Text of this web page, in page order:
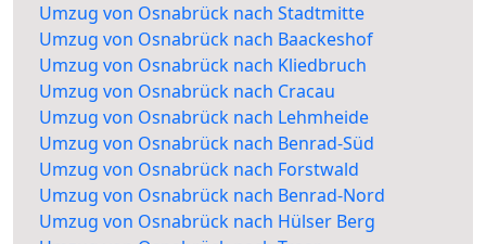
Umzug von Osnabrück nach Stadtmitte
Umzug von Osnabrück nach Baackeshof
Umzug von Osnabrück nach Kliedbruch
Umzug von Osnabrück nach Cracau
Umzug von Osnabrück nach Lehmheide
Umzug von Osnabrück nach Benrad-Süd
Umzug von Osnabrück nach Forstwald
Umzug von Osnabrück nach Benrad-Nord
Umzug von Osnabrück nach Hülser Berg